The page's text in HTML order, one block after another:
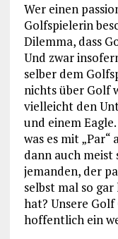
Wer einen
Golfspielerin
Dilemma, dass
Und zwar
selber dem
nichts über Golf
vielleicht den
und einem
was es mit „Par“
dann auch meist
jemanden, der
selbst mal so
hat? Unsere
hoffentlich ein